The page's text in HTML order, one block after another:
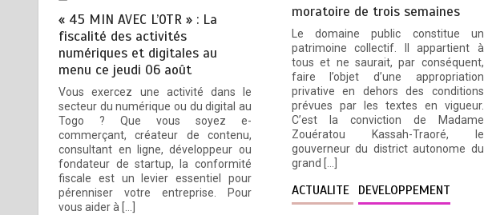
menu ce jeudi 06 août
août 5, 2026
3 minutes
9 heures
2
DAGL/OCCUPATION
ANARCHIQUE DU LITTORAL :
Encore un moratoire de trois
semaines
août 5, 2026
5 minutes
12 heures
« 45 MIN AVEC L’OTR » : La
fiscalité des activités
numériques et digitales au
menu ce jeudi 06 août
Vous exercez une activité dans le
secteur du numérique ou du digital au
Togo ? Que vous soyez e-
commerçant, créateur de contenu,
consultant en ligne, développeur ou
fondateur de startup, la conformité
fiscale est un levier essentiel pour
pérenniser votre entreprise. Pour
vous aider à […]
moratoire de trois semaines
Le domaine public constitue un
patrimoine collectif. Il appartient à
tous et ne saurait, par conséquent,
faire l’objet d’une appropriation
privative en dehors des conditions
prévues par les textes en vigueur.
C’est la conviction de Madame
Zouératou Kassah-Traoré, le
gouverneur du district autonome du
grand […]
ACTUALITE DEVELOPPEMENT